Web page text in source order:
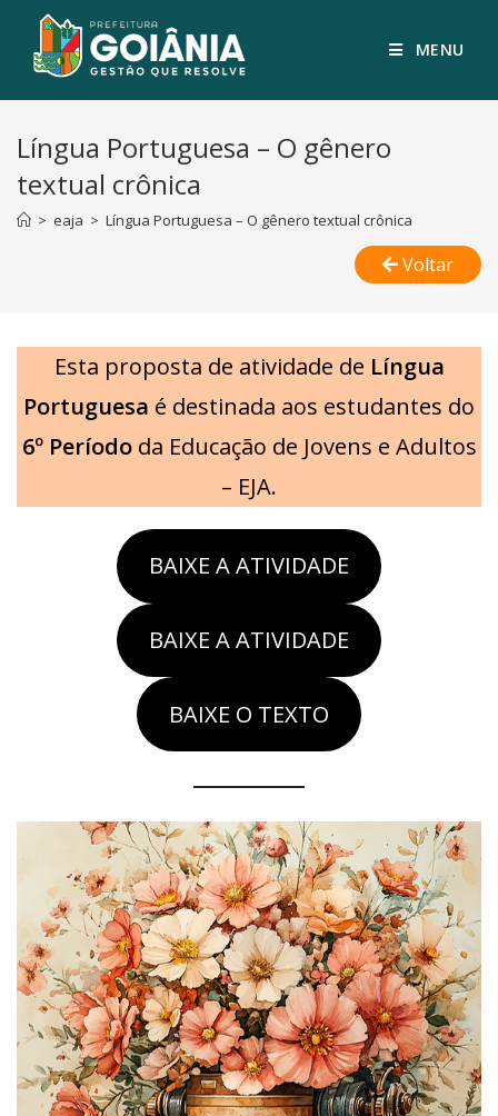
MENU
Língua Portuguesa – O gênero
textual crônica
> eaja > Língua Portuguesa – O gênero textual crônica
Voltar
Esta proposta de atividade de Língua
Portuguesa é destinada aos estudantes do
6º Períododa Educação de Jovens e Adultos
– EJA.
BAIXE A ATIVIDADE
BAIXE A ATIVIDADE
BAIXE O TEXTO